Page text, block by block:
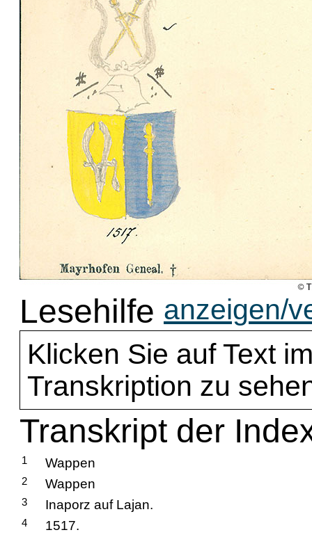
Lesehilfe anzeigen/
Klicken Sie auf Text
Transkription zu
Transkript der
1 Wappen
2 Wappen
3 Inaporz auf Lajan.
4 1517.